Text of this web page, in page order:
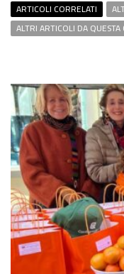
ARTICOLI CORRELATI
ALTRI ARTICOLI DA QUESTA